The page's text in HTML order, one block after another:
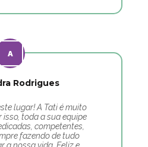
Rodrigues
lugar! A Tati é muito
isso, toda a sua equipe
competentes,
fazendo de tudo